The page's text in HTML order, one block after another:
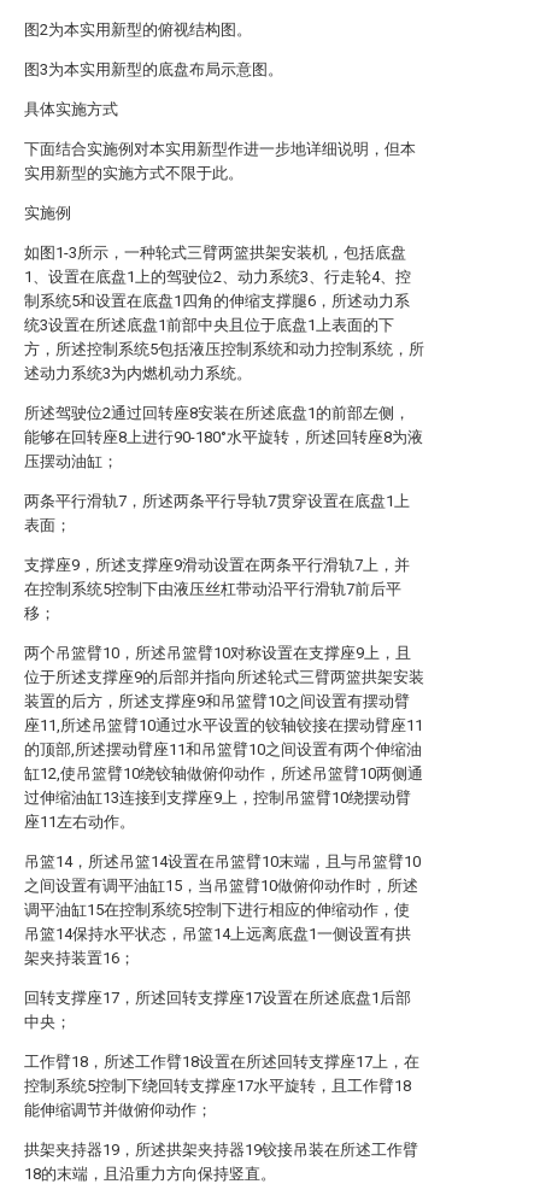
图2为本实用新型的俯视结构图。
图3为本实用新型的底盘布局示意图。
具体实施方式
下面结合实施例对本实用新型作进一步地详细说明，但本
实用新型的实施方式不限于此。
实施例
如图1-3所示，一种轮式三臂两篮拱架安装机，包括底盘
1、设置在底盘1上的驾驶位2、动力系统3、行走轮4、控
制系统5和设置在底盘1四角的伸缩支撑腿6，所述动力系
统3设置在所述底盘1前部中央且位于底盘1上表面的下
方，所述控制系统5包括液压控制系统和动力控制系统，所
述动力系统3为内燃机动力系统。
所述驾驶位2通过回转座8安装在所述底盘1的前部左侧，
能够在回转座8上进行90-180°水平旋转，所述回转座8为液
压摆动油缸；
两条平行滑轨7，所述两条平行导轨7贯穿设置在底盘1上
表面；
支撑座9，所述支撑座9滑动设置在两条平行滑轨7上，并
在控制系统5控制下由液压丝杠带动沿平行滑轨7前后平
移；
两个吊篮臂10，所述吊篮臂10对称设置在支撑座9上，且
位于所述支撑座9的后部并指向所述轮式三臂两篮拱架安装
装置的后方，所述支撑座9和吊篮臂10之间设置有摆动臂
座11,所述吊篮臂10通过水平设置的铰轴铰接在摆动臂座11
的顶部,所述摆动臂座11和吊篮臂10之间设置有两个伸缩油
缸12,使吊篮臂10绕铰轴做俯仰动作，所述吊篮臂10两侧通
过伸缩油缸13连接到支撑座9上，控制吊篮臂10绕摆动臂
座11左右动作。
吊篮14，所述吊篮14设置在吊篮臂10末端，且与吊篮臂10
之间设置有调平油缸15，当吊篮臂10做俯仰动作时，所述
调平油缸15在控制系统5控制下进行相应的伸缩动作，使
吊篮14保持水平状态，吊篮14上远离底盘1一侧设置有拱
架夹持装置16；
回转支撑座17，所述回转支撑座17设置在所述底盘1后部
中央；
工作臂18，所述工作臂18设置在所述回转支撑座17上，在
控制系统5控制下绕回转支撑座17水平旋转，且工作臂18
能伸缩调节并做俯仰动作；
拱架夹持器19，所述拱架夹持器19铰接吊装在所述工作臂
18的末端，且沿重力方向保持竖直。